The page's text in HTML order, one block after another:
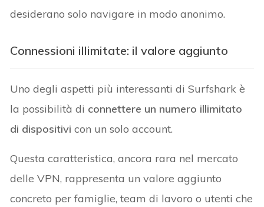
desiderano solo navigare in modo anonimo.
Connessioni illimitate: il valore aggiunto
Uno degli aspetti più interessanti di Surfshark è
la possibilità di connettere un numero illimitato
di dispositivicon un solo account.
Questa caratteristica, ancora rara nel mercato
delle VPN, rappresenta un valore aggiunto
concreto per famiglie, team di lavoro o utenti che